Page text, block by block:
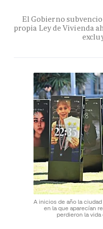
El Gobierno
propia Ley de Vivienda
A inicios de año la
en la que aparecían
perdieron la